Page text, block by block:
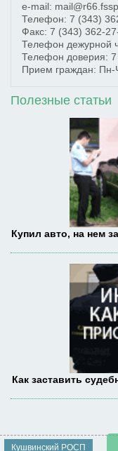
e-mail:
Телефон: 7 (343)
Факс: 7 (343) 362-
Телефон дежурной
Телефон доверия:
Прием граждан: Пн-
Полезные статьи
Купил авто, на нем
Как заставить
Кушвинский РОСП